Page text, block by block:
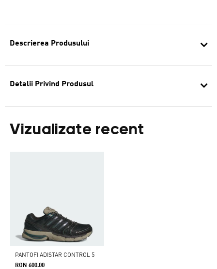
Descrierea Produsului
Detalii Privind Produsul
Vizualizate recent
PANTOFI ADISTAR CONTROL 5
RON 600.00